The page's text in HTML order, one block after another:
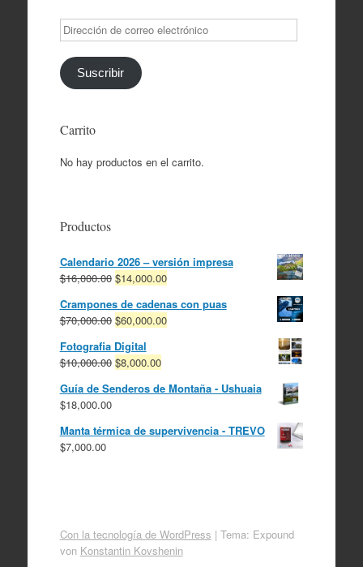
Dirección
de
correo
electrónico
Suscribir
Carrito
No hay productos en el carrito.
Productos
Calendario 2026 – versión impresa
$16,000.00 El
original
era:
$16,000.00.
$14,000.00El
actual
es:
Crampones de cadenas con puas
$70,000.00 El
original
era:
$70,000.00.
$60,000.00El
$60,000.00.
Fotografia Digital
$10,000.00 El
original
$10,000.00.
$8,000.00El
actual
$8,000.00.
Guía de Senderos de Montaña - Ushuaia
$18,000.00
Manta térmica de supervivencia - TREVO
$7,000.00
Con la tecnología de WordPress | Tema: Expound
von Konstantin Kovshenin